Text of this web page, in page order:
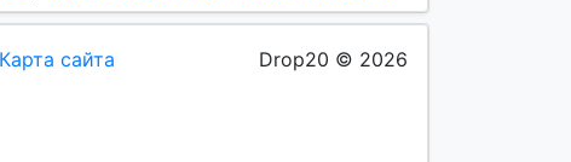
Карта сайта Drop20 © 2026